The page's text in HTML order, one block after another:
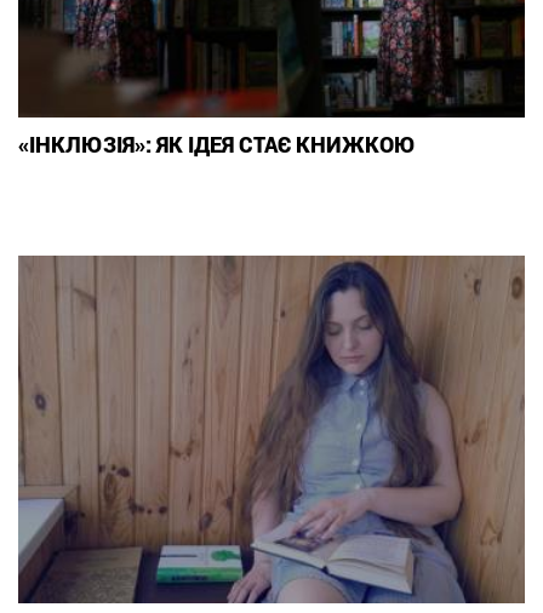
«ІНКЛЮЗІЯ»: ЯК ІДЕЯ СТАЄ КНИЖКОЮ